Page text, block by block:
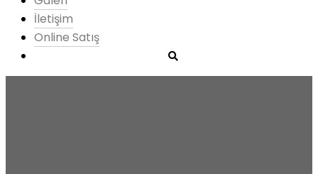
İletişim
Online Satış